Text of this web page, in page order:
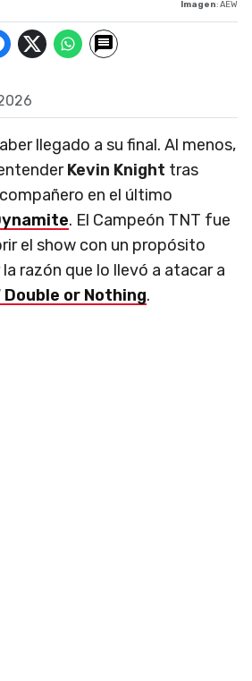
Imagen: AEW
llegado a su final. Al menos,
Kevin Knight tras
en el último
. El Campeón TNT fue
el show con un propósito
razón que lo llevó a atacar a
Double or Nothing.